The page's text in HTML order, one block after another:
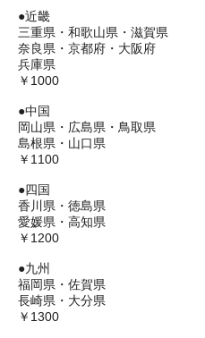
●近畿
三重県・和歌山県・滋賀県
奈良県・京都府・大阪府
兵庫県
￥1000
●中国
岡山県・広島県・鳥取県
島根県・山口県
￥1100
●四国
香川県・徳島県
愛媛県・高知県
￥1200
●九州
福岡県・佐賀県
長崎県・大分県
￥1300